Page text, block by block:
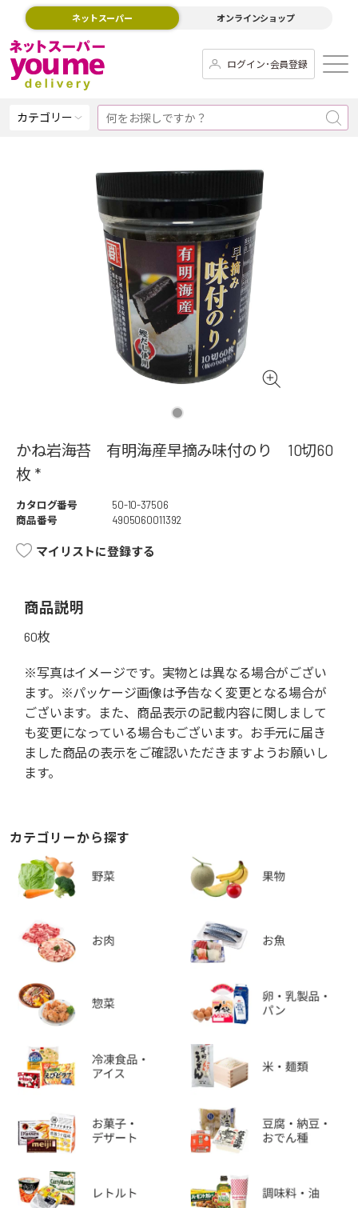
ネットスーパー オンラインショップ
ログイン･会員登録
カテゴリー
かね岩海苔 有明海産早摘み味付のり 10切60
枚 *
カタログ番号
50-10-37506
商品番号
4905060011392
マイリストに登録する
商品説明
60枚
※写真はイメージです。実物とは異なる場合がござい
ます。※パッケージ画像は予告なく変更となる場合が
ございます。また、商品表示の記載内容に関しまして
も変更になっている場合もございます。お手元に届き
ました商品の表示をご確認いただきますようお願いし
ます。
カテゴリーから探す